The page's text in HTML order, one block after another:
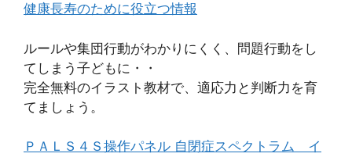
健康長寿のために役立つ情報
ルールや集団行動がわかりにくく、問題行動をし
てしまう子どもに・・
完全無料のイラスト教材で、適応力と判断力を育
てましょう。
ＰＡＬＳ４Ｓ操作パネル 自閉症スペクトラム イ